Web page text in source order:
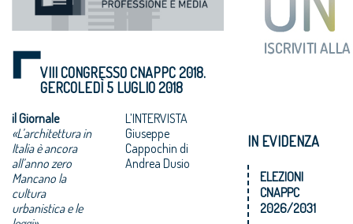
VIII CONGRESSO CNAPPC 2018.
GERCOLEDÌ 5 LUGLIO 2018
il Giornale
«L’architettura in
Italia è ancora
all’anno zero
Mancano la
cultura
urbanistica e le
L’INTERVISTA
Giuseppe
Cappochin di
Andrea Dusio
IN EVIDENZA
ELEZIONI
CNAPPC
2026/2031